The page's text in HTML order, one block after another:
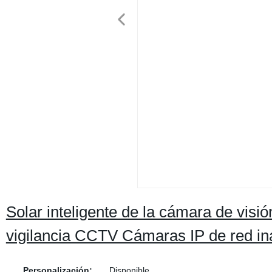
Solar inteligente de la cámara de
vigilancia CCTV Cámaras IP de red